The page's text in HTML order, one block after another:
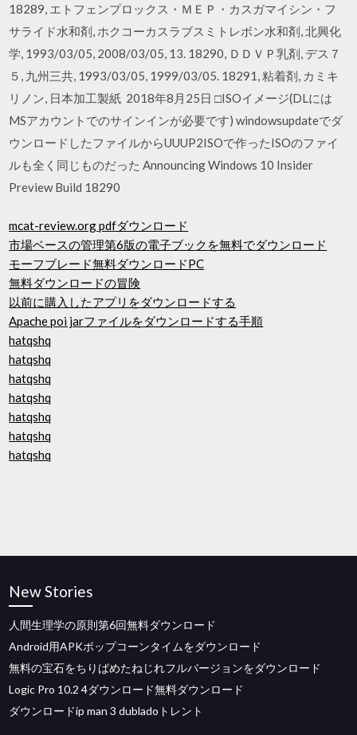
18289, エトフェンプロックス・ＭＥＰ・カスガマイシン・フ
サライド水和剤, ホクコーカスラブスミトレボン水和剤, 北興化
学, 1993/03/05, 2008/03/05, 13. 18290, ＤＤＶＰ乳剤, デス７
５, 九州三共, 1993/03/05, 1999/03/05. 18291, 粘着剤, カミキ
リノン, 日本加工製紙 2018年8月25日 □ISOイメージ(DLには
MSアカウントでのサインインが必要です) windowsupdateでダ
ウンロードしたファイルからUUUP2ISOで作ったISOのファイ
ルも全く同じものだった Announcing Windows 10 Insider
Preview Build 18290
mcat-review.org pdfダウンロード
市場ベースの管理第6版の電子ブックを無料でダウンロード
モーフブレード無料ダウンロードPC
無料ダウンロードの冒険
以前に購入したアプリをダウンロードする
Apache poi jarファイルをダウンロードする手順
hatqshq
hatqshq
hatqshq
hatqshq
hatqshq
hatqshq
hatqshq
New Stories
人間生理学の原則第6回無料ダウンロード
Android用APKポップコーンタイムをダウンロード
無料の宝石をちりばめたねじれフルバージョンをダウンロード
Logic Pro 10.2 4ダウンロード無料ダウンロード
ダウンロードip man 3 dubladoトレント